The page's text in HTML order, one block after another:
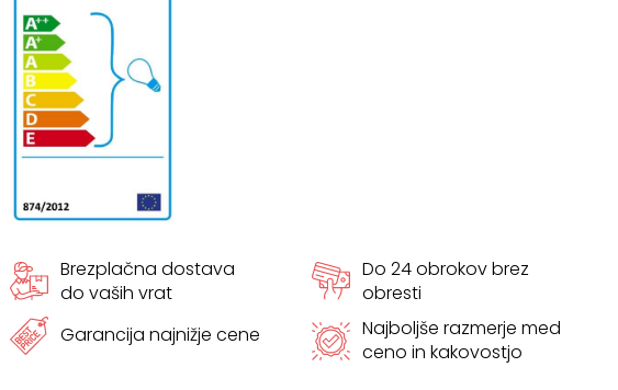
Brezplačna dostava
do vaših vrat
Do 24 obrokov brez
obresti
Garancija najnižje cene
Najboljše razmerje med
ceno in kakovostjo